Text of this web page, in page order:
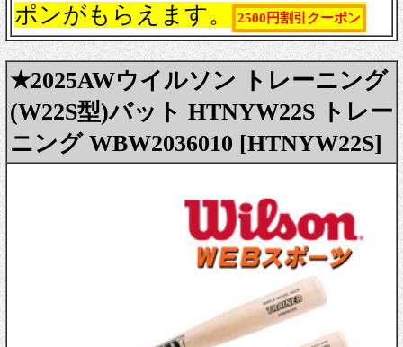
ポンがもらえます。
2500円割引クーポン
★2025AWウイルソン トレーニング
(W22S型)バット HTNYW22S トレー
ニング WBW2036010 [HTNYW22S]